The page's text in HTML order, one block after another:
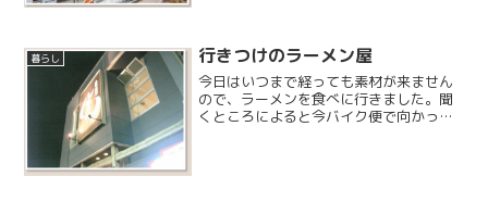
暮らし 行きつけのラーメン屋
今日はいつまで経っても素材が来ません
ので、ラーメンを食べに行きました。聞
くところによると今バイク便で向かって